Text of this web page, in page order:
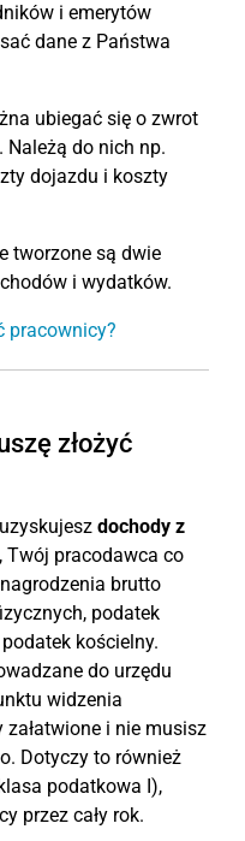
i emerytów
dane z Państwa
ubiegać się o zwrot
do nich np.
dojazdu i koszty
tworzone są dwie
i wydatków.
pracownicy?
złożyć
dochody z
, Twój pracodawca co
brutto
podatek
kościelny.
do urzędu
widzenia
i nie musisz
Dotyczy to również
podatkowa I),
przez cały rok.